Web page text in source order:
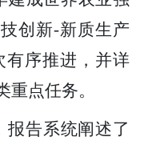
创新-新质生产
有序推进，并详
点任务。
报告系统阐述了